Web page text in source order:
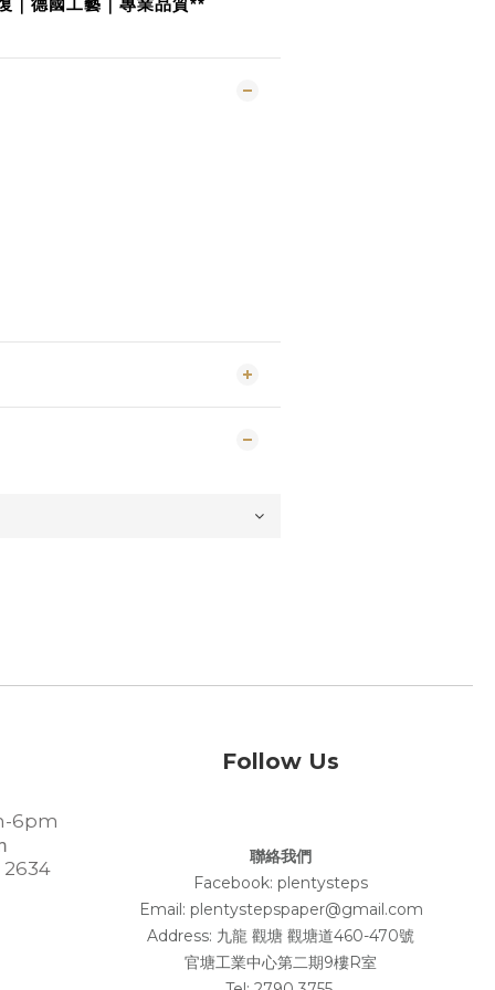
｜德國工藝｜專業品質**
6pm
2634
Follow Us
聯絡我們
Facebook: plentysteps
Email: plentystepspaper@gmail.com
Address: 九龍 觀塘 觀塘道460-470號
官塘工業中心第二期9樓R室